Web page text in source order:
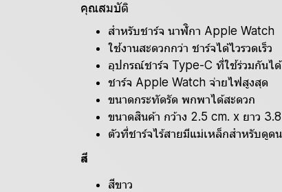
คุณสมบัติ
สำหรับชาร์จ นาฬิกา Apple Watch
ใช้งานสะดวกกว่า ชาร์จได้ไวรวดเร็ว
อุปกรณ์ชาร์จ Type-C ที่ใช้ร่วมกันได้
ชาร์จ Apple Watch จ่ายไฟสูงสุด
ขนาดกระทัดรัด พกพาได้สะดวก
ขนาดสินค้า กว้าง 2.5 cm. x ยาว
ตัวที่ชาร์จไร้สายมีแม่เหล็กสำหรับดู
สี
สีขาว